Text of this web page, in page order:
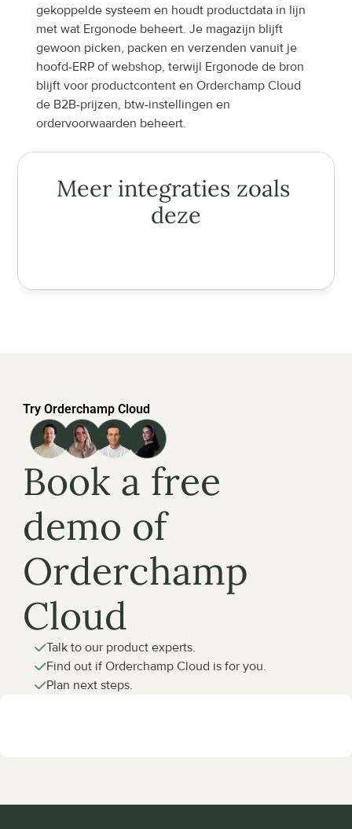
gekoppelde systeem en houdt productdata in lijn
met wat Ergonode beheert. Je magazijn blijft
gewoon picken, packen en verzenden vanuit je
hoofd-ERP of webshop, terwijl Ergonode de bron
blijft voor productcontent en Orderchamp Cloud
de B2B-prijzen, btw-instellingen en
ordervoorwaarden beheert.
Meer integraties zoals
deze
Try Orderchamp Cloud
Book a free
demo of
Orderchamp
Cloud
Talk to our product experts.
Find out if Orderchamp Cloud is for you.
Plan next steps.